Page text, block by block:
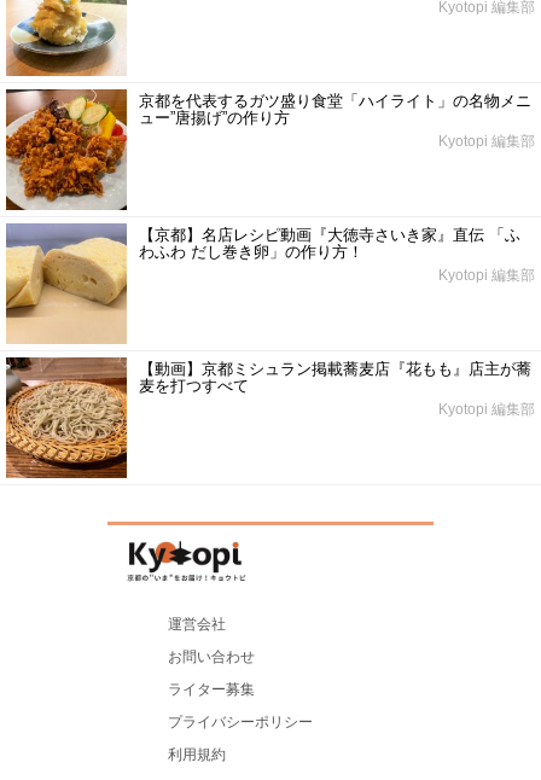
Kyotopi 編集部
京都を代表するガツ盛り食堂「ハイライト」の名物メニ
ュー”唐揚げ”の作り方
Kyotopi 編集部
【京都】名店レシピ動画『大徳寺さいき家』直伝 「ふ
わふわ だし巻き卵」の作り方！
Kyotopi 編集部
【動画】京都ミシュラン掲載蕎麦店『花もも』店主が蕎
麦を打つすべて
Kyotopi 編集部
運営会社
お問い合わせ
ライター募集
プライバシーポリシー
利用規約